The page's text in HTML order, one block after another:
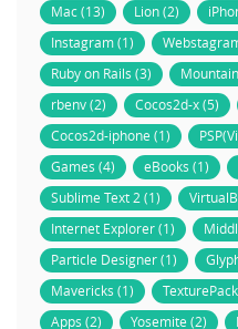
Mac (13) Lion (2)
Instagram (1)
Ruby on Rails (3)
rbenv (2)
Cocos2d-x (5)
Cocos2d-iphone (1)
Games (4)
eBooks (1)
Sublime Text 2 (1)
Internet Explorer (1)
Particle Designer (1)
Mavericks (1)
Apps (2)
Yosemite (2)